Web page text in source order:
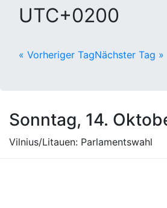
UTC+0200
« Vorheriger TagNächster Tag »
Sonntag, 14.
Vilnius/Litauen: Parlamentswahl